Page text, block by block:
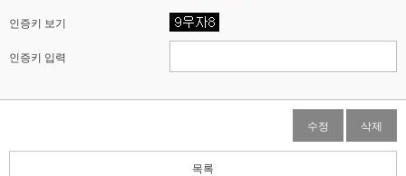
인증키 보기
인증키 입력
수정 삭제
목록